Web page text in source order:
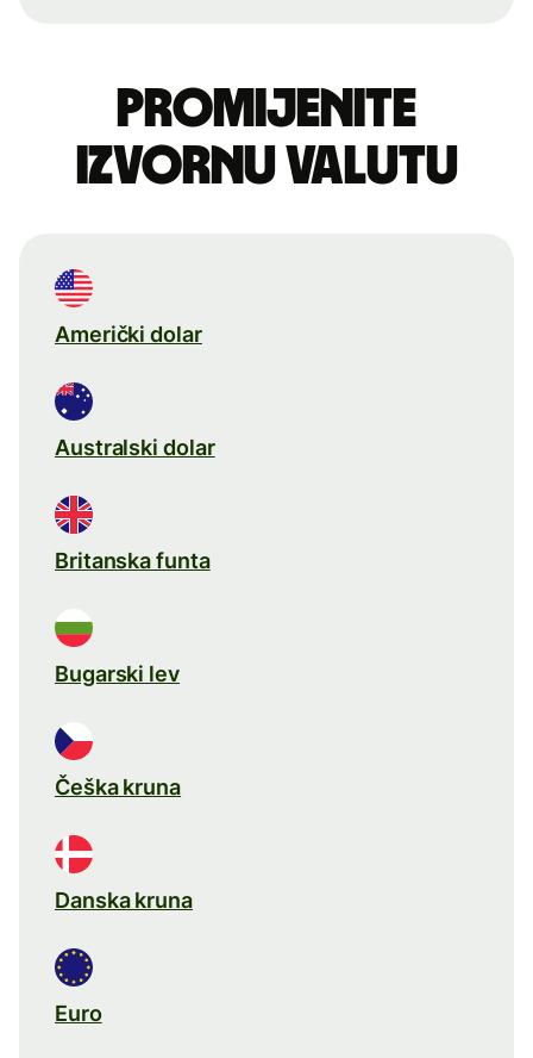
Promijenite
izvornu valutu
Američki dolar
Australski dolar
Britanska funta
Bugarski lev
Češka kruna
Danska kruna
Euro